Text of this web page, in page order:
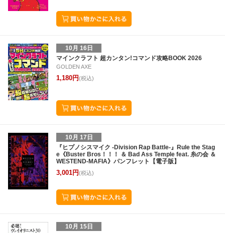
10月 16日
マインクラフト 超カンタン!コマンド攻略BOOK 2026
GOLDEN AXE
1,180円(税込)
10月 17日
『ヒプノシスマイク -Division Rap Battle-』Rule the Stag
e《Buster Bros！！！ ＆ Bad Ass Temple feat. 糸の会 ＆
WESTEND-MAFIA》パンフレット【電子版】
3,001円(税込)
10月 15日